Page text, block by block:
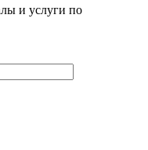
и услуги по